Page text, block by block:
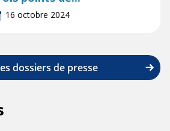
16 octobre 2024
dossiers de presse